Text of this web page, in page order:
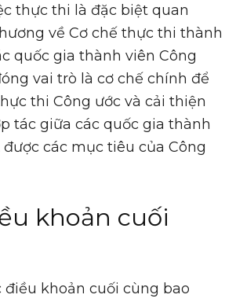
thực thi là đặc biệt quan
về Cơ chế thực thi thành
quốc gia thành viên Công
vai trò là cơ chế chính để
thi Công ước và cải thiện
tác giữa các quốc gia thành
các mục tiêu của Công
khoản cuối
điều khoản cuối cùng bao